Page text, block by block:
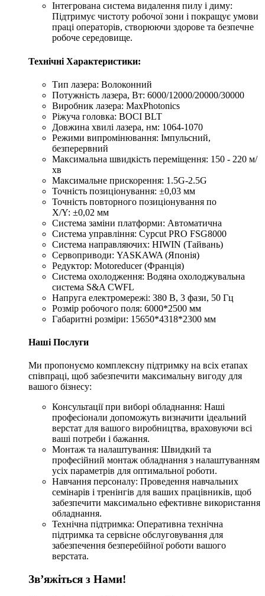
Інтегрована система видалення пилу і диму:
Підтримує чистоту робочої зони і покращує умови
праці операторів, створюючи здорове та безпечне
робоче середовище.
Технічні Характеристики:
Тип лазера: Волоконний
Потужність лазера, Вт: 6000/12000/20000/30000
Виробник лазера: MaxPhotonics
Ріжуча головка: BOCI BLT
Довжина хвилі лазера, нм: 1064-1070
Режими випромінювання: Імпульсний,
безперервний
Максимальна швидкість переміщення: 150 - 220 м/
хв
Максимальне прискорення: 1.5G-2.5G
Точність позиціонування: ±0,03 мм
Точність повторного позиціонування по
X/Y: ±0,02 мм
Система заміни платформи: Автоматична
Система управління: Cypcut PRO FSG8000
Система направляючих: HIWIN (Тайвань)
Сервоприводи: YASKAWA (Японія)
Редуктор: Motoreducer (Франція)
Система охолодження: Водяна охолоджувальна
система S&A CWFL
Напруга електромережі: 380 В, 3 фази, 50 Гц
Розмір робочого поля: 6000*2500 мм
Габаритні розміри: 15650*4318*2300 мм
Наші Послуги
Ми пропонуємо комплексну підтримку на всіх етапах
співпраці, щоб забезпечити максимальну вигоду для
вашого бізнесу:
Консультації при виборі обладнання: Наші
професіонали допоможуть визначити ідеальний
верстат для вашого виробництва, враховуючи всі
ваші потреби і бажання.
Монтаж та налаштування: Швидкий та
професійний монтаж обладнання з налаштуванням
усіх параметрів для оптимальної роботи.
Навчання персоналу: Проведення навчальних
семінарів і тренінгів для ваших працівників, щоб
забезпечити максимально ефективне використання
обладнання.
Технічна підтримка: Оперативна технічна
підтримка та сервісне обслуговування для
забезпечення безперебійної роботи вашого
верстата.
Зв’яжіться з Нами!